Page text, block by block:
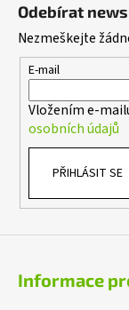
Odebírat
Nezmeškejte
E-mail
Vložením e-
osobních údajů
PŘIHLÁSIT SE
Informace